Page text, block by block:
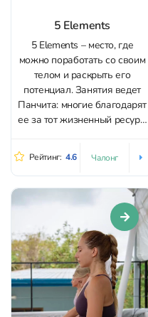
5 Elements
5 Elements – место, где
можно поработать со своим
телом и раскрыть его
потенциал. Занятия ведет
Панчита: многие благодарят
ее за тот жизненный ресурс,
занимаетесь йогой, то
наверняка понимаете, как
иногда сложно найти того
самого преподавателя,
который тебе подходит.
Панчита для многих стала...
Рейтинг: 4.6 Чалонг